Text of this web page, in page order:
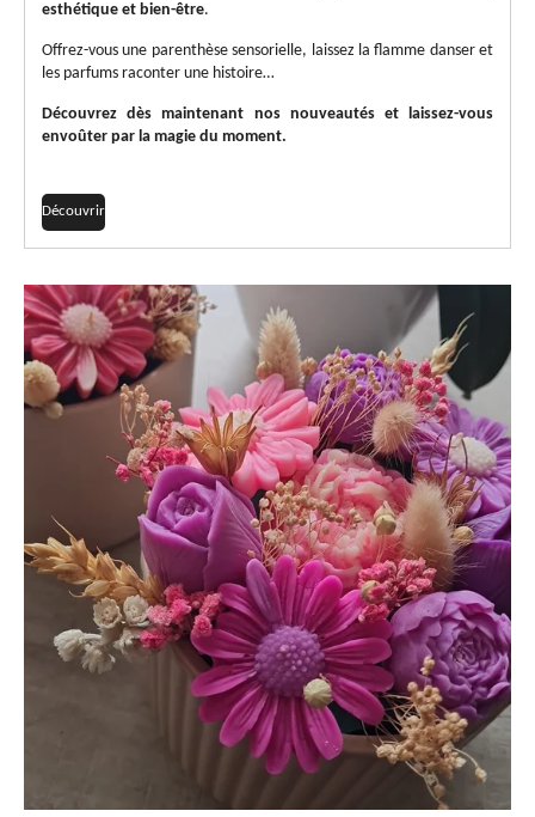
esthétique et bien-être.
Offrez-vous une parenthèse sensorielle, laissez la flamme danser et
les parfums raconter une histoire…
Découvrez dès maintenant nos nouveautés et laissez-vous
envoûter par la magie du moment.
Découvrir